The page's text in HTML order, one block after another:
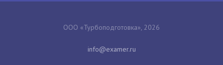
ООО «Турбоподготовка», 2026